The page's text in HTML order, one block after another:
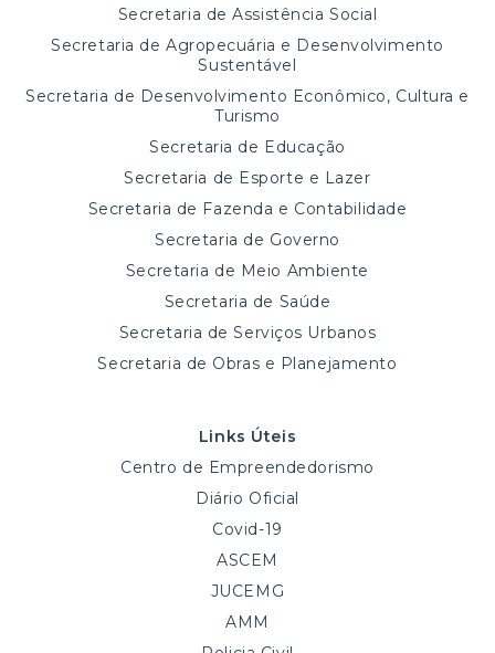
Secretaria de Assistência Social
Secretaria de Agropecuária e Desenvolvimento
Sustentável
Secretaria de Desenvolvimento Econômico, Cultura e
Turismo
Secretaria de Educação
Secretaria de Esporte e Lazer
Secretaria de Fazenda e Contabilidade
Secretaria de Governo
Secretaria de Meio Ambiente
Secretaria de Saúde
Secretaria de Serviços Urbanos
Secretaria de Obras e Planejamento
Links Úteis
Centro de Empreendedorismo
Diário Oficial
Covid-19
ASCEM
JUCEMG
AMM